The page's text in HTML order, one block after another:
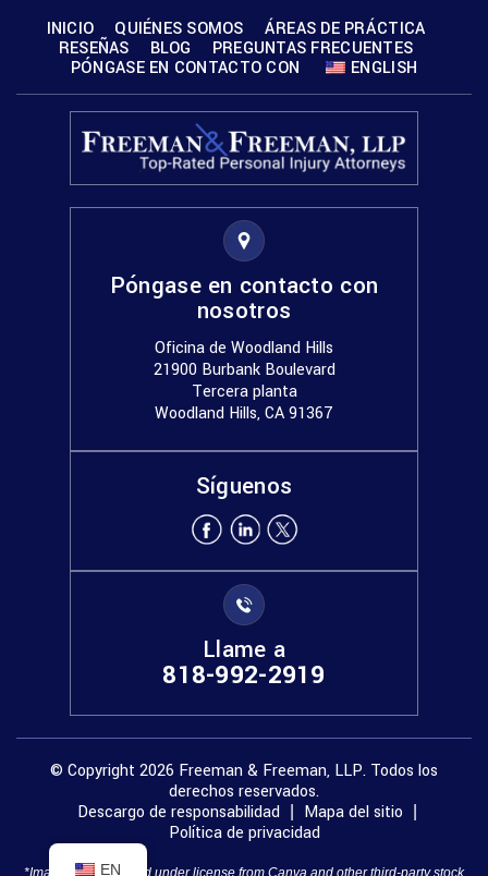
INICIO QUIÉNES SOMOS
ÁREAS DE PRÁCTICA
RESEÑAS
BLOG
PREGUNTAS FRECUENTES
PÓNGASE EN CONTACTO CON
ENGLISH
Póngase en contacto con
nosotros
Oficina de Woodland Hills
21900 Burbank Boulevard
Tercera planta
Woodland Hills, CA 91367
Síguenos
Llame a
818-992-2919
© Copyright 2026 Freeman & Freeman, LLP. Todos los
derechos reservados.
Descargo de responsabilidad
Mapa del sitio
Política de privacidad
*Images are obtained under license from Canva and other third-party stock
EN